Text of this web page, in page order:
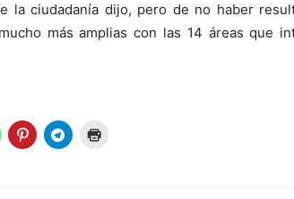
la ciudadanía dijo, pero de no haber
más amplias con las 14 áreas que